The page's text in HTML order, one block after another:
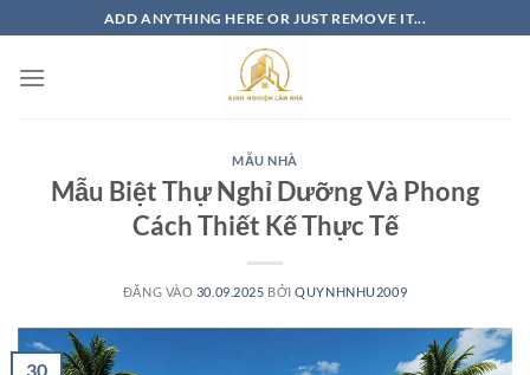
qua
nội
ADD ANYTHING HERE OR JUST REMOVE IT...
MẪU NHÀ
Mẫu Biệt Thự Nghỉ Dưỡng Và Phong
Cách Thiết Kế Thực Tế
ĐĂNG VÀO 30.09.2025 BỞIQUYNHNHU2009
30